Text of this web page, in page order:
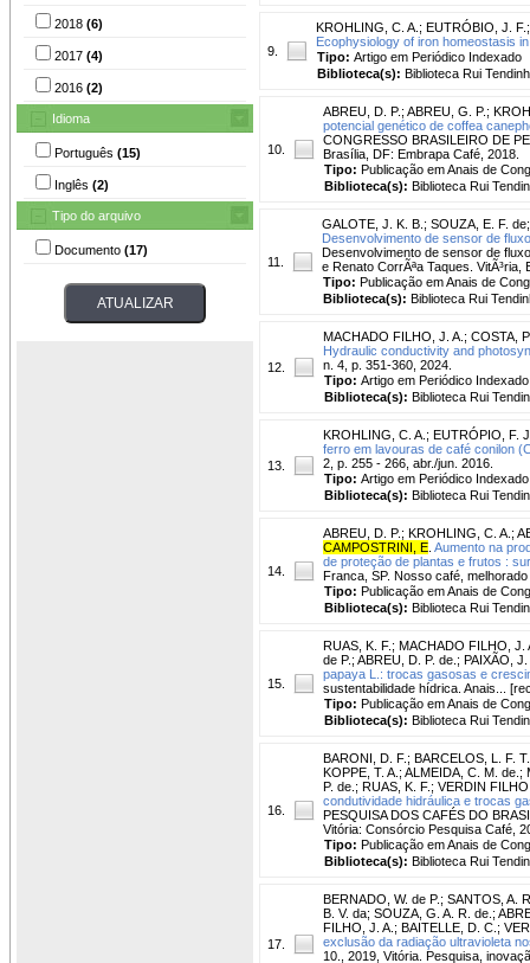
2018 (6)
2017 (4)
2016 (2)
Idioma
Português (15)
Inglês (2)
Tipo do arquivo
Documento (17)
9.
KROHLING, C. A. ; EUTRÓBIO, J. F.
Ecophysiology of iron homeostasis
Tipo: Artigo em Periódico Indexado
Biblioteca(s): Biblioteca Rui
10.
ABREU, D. P. ; ABREU, G. P. ;
potencial genético de coffea
CONGRESSO BRASILEIRO DE
Brasília, DF: Embrapa Café, 2018.
Tipo: Publicação em Anais de
Biblioteca(s): Biblioteca Rui
11.
GALOTE, J. K. B. ; SOUZA, E. F. de
Desenvolvimento de sensor de
Desenvolvimento de sensor de
e Renato CorrÃªa Taques. VitÃ³ria,
Tipo: Publicação em Anais de
Biblioteca(s): Biblioteca Rui
12.
MACHADO FILHO, J. A. ; COSTA,
Hydraulic conductivity and
n. 4, p. 351-360, 2024.
Tipo: Artigo em Periódico Indexado
Biblioteca(s): Biblioteca Rui
13.
KROHLING, C. A. ; EUTRÓPIO, F.
ferro em lavouras de café conilon
2, p. 255 - 266, abr./jun. 2016.
Tipo: Artigo em Periódico Indexado
Biblioteca(s): Biblioteca Rui
14.
ABREU, D. P. ; KROHLING, C. A. ;
CAMPOSTRINI, E Aumento na
de proteção de plantas e frutos :
Franca, SP. Nosso café,
Tipo: Publicação em Anais de
Biblioteca(s): Biblioteca Rui
15.
RUAS, K. F. ; MACHADO FILHO, J.
de P. ; ABREU, D. P. de. ; PAIXÃO, J.
papaya L.: trocas gasosas e
sustentabilidade hídrica. Anais...
Tipo: Publicação em Anais de
Biblioteca(s): Biblioteca Rui
16.
BARONI, D. F. ; BARCELOS, L. F. T.
KOPPE, T. A. ; ALMEIDA, C. M. de. ;
P. de. ; RUAS, K. F. ; VERDIN
condutividade hidráulica e trocas
PESQUISA DOS CAFÉS DO
Vitória: Consórcio Pesquisa Café,
Tipo: Publicação em Anais de
Biblioteca(s): Biblioteca Rui
17.
BERNADO, W. de P. ; SANTOS, A.
B. V. da; SOUZA, G. A. R. de. ;
FILHO, J. A. ; BAITELLE, D. C. ;
exclusão da radiação ultravioleta
10., 2019, Vitória. Pesquisa,